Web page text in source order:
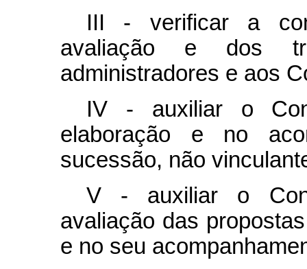
III - verificar a
avaliação e dos
administradores e aos
IV - auxiliar o
elaboração e no
sucessão, não
V - auxiliar o
avaliação das
e no seu